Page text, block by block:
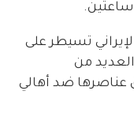
ساعتين.
تسيطر على
من
عناصرها ضد أهالي